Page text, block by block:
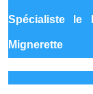
Spécialiste le
Mignerette